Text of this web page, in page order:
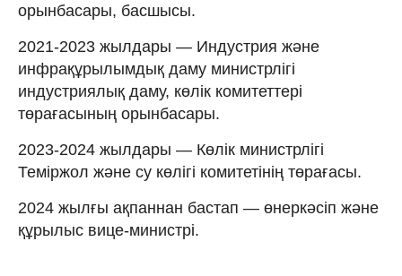
орынбасары, басшысы.
2021-2023 жылдары — Индустрия және
инфрақұрылымдық даму министрлігі
индустриялық даму, көлік комитеттері
төрағасының орынбасары.
2023-2024 жылдары — Көлік министрлігі
Теміржол және су көлігі комитетінің төрағасы.
2024 жылғы ақпаннан бастап — өнеркәсіп және
құрылыс вице-министрі.